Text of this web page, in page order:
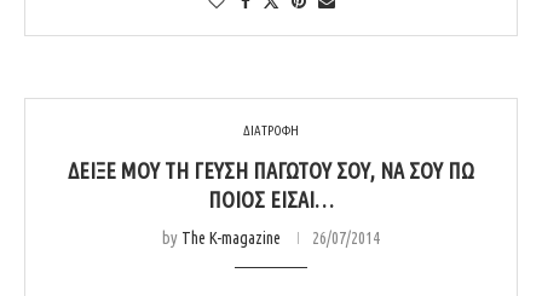
ΔΙΑΤΡΟΦΗ
ΔΕΊΞΕ ΜΟΥ ΤΗ ΓΕΎΣΗ ΠΑΓΩΤΟΎ ΣΟΥ, ΝΑ ΣΟΥ ΠΩ
ΠΟΙΌΣ ΕΊΣΑΙ…
by The K-magazine 26/07/2014